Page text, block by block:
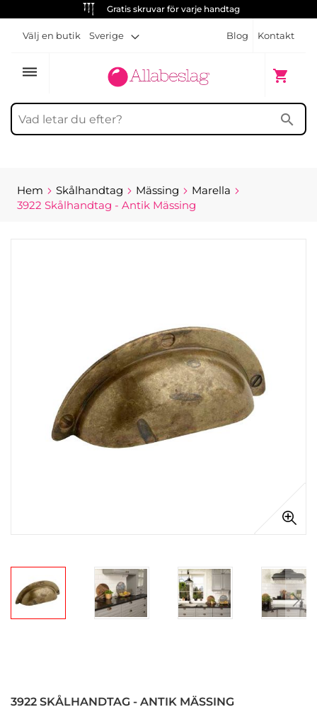
Gratis skruvar för varje handtag
Blog Kontakt
Välj en butik Sverige
dehaze shopping_cart
Min
search
Hem Skålhandtag Mässing
Marella
3922 Skålhandtag - Antik Mässing
3922 SKÅLHANDTAG - ANTIK MÄSSING